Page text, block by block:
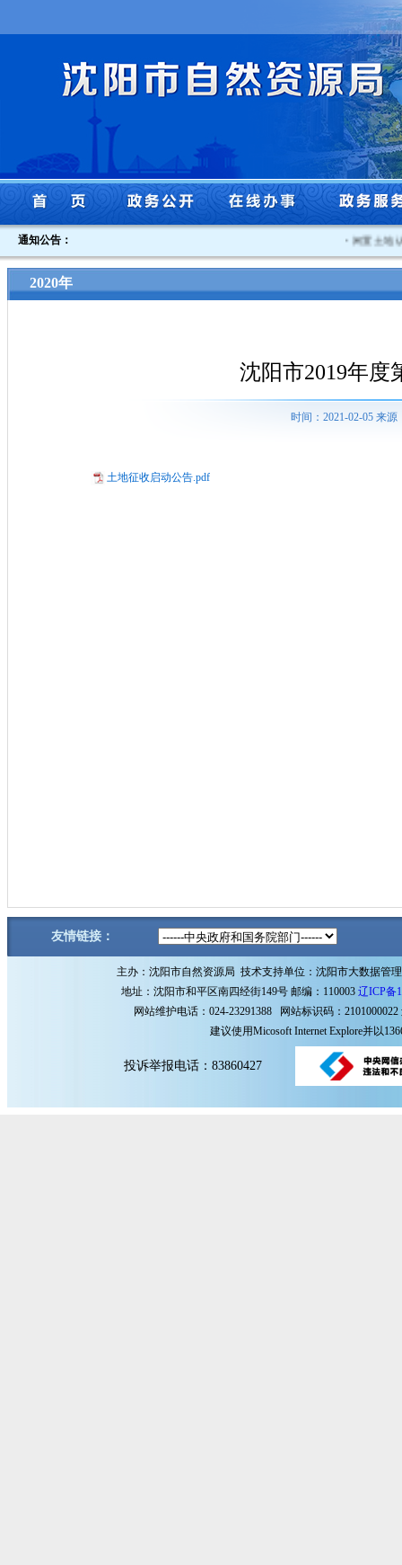
通知公告： 闲置土地
2020年
沈阳市2019年度
时间：2021-02-05 来
土地征收启动公告.pdf
友情链接：
主办：沈阳市自然资源局 技术支持单位：沈阳市大数据管
地址：沈阳市和平区南四经街149号 邮编：110003 辽ICP备
网站维护电话：024-23291388 网站标识码：2101000022
建议使用Micosoft Internet Explore并以
投诉举报电话：83860427